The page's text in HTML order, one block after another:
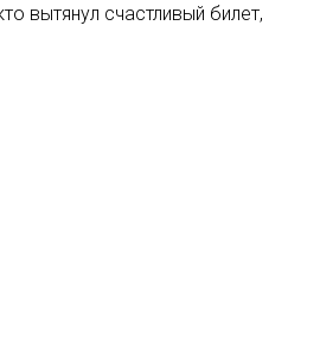
вытянул счастливый билет,